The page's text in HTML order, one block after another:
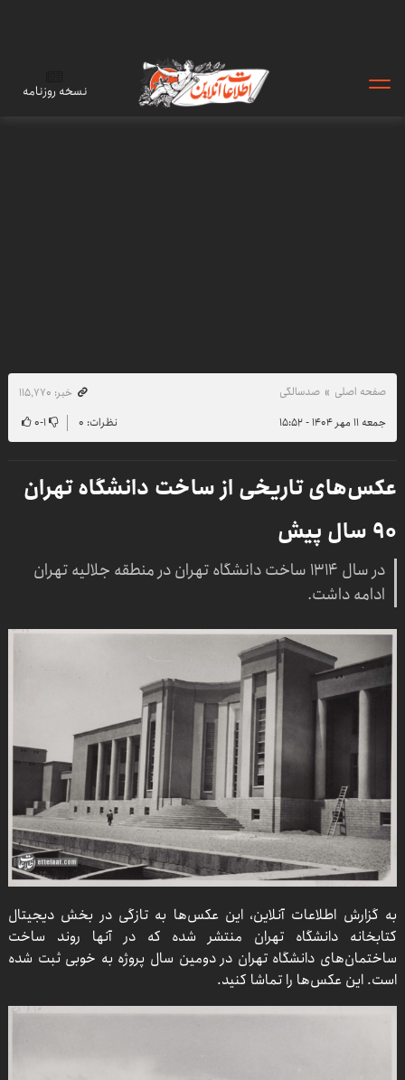
نسخه روزنامه
صفحه اصلی صدسالگی
خبر: ۱۱۵٬۷۷۰
جمعه ۱۱ مهر ۱۴۰۴ - ۱۵:۵۲
نظرات: ۰ ۱-۰
عکس‌های تاریخی از ساخت دانشگاه تهران
۹۰ سال پیش
در سال ۱۳۱۴ ساخت دانشگاه تهران در منطقه جلالیه تهران
ادامه داشت.
به گزارش اطلاعات آنلاین، این عکس‌ها به تازگی در بخش دیجیتال
کتابخانه دانشگاه تهران منتشر شده که در آنها روند ساخت
ساختمان‌های دانشگاه تهران در دومین سال پروژه به خوبی ثبت شده
است. این عکس‌ها را تماشا کنید.